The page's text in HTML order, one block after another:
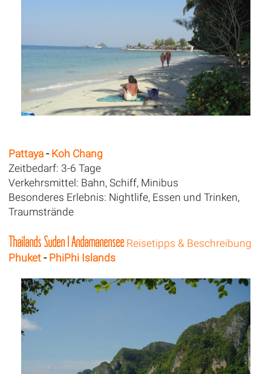
Pattaya- Koh Chang
Zeitbedarf: 3-6 Tage
Verkehrsmittel: Bahn, Schiff, Minibus
Besonderes Erlebnis: Nightlife, Essen und Trinken,
Traumstrände
Thailands Süden I Andamanensee Reisetipps & Beschreibung
Phuket- PhiPhi Islands